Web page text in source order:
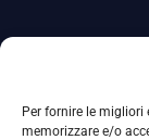
Per fornire le migliori
memorizzare e/o
La Società ha nominato il